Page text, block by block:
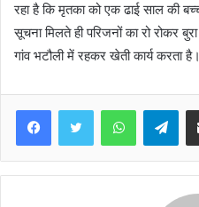
रहा है कि मृतका को एक ढाई साल की
सूचना मिलते ही परिजनों का रो रोकर
गांव भटौली में रहकर खेती कार्य करता है।
Telegram